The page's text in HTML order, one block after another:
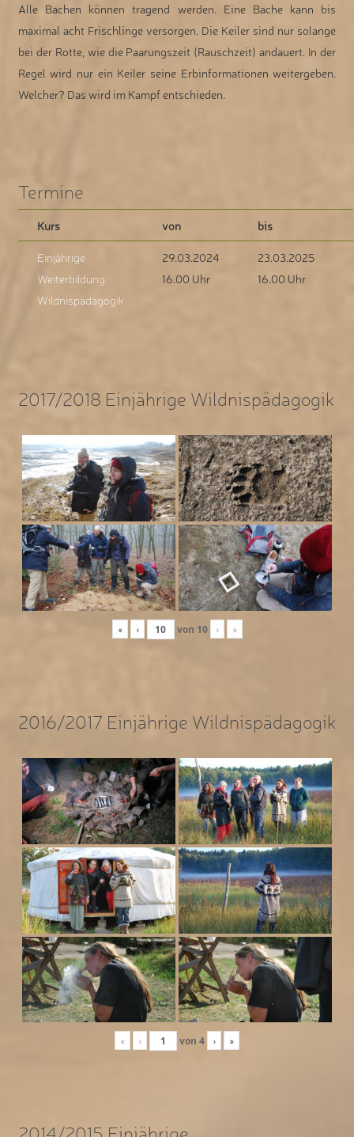
Alle Bachen können tragend werden. Eine Bache kann bis
maximal acht Frischlinge versorgen. Die Keiler sind nur solange
bei der Rotte, wie die Paarungszeit (Rauschzeit) andauert. In der
Regel wird nur ein Keiler seine Erbinformationen weitergeben.
Welcher? Das wird im Kampf entschieden.
Termine
Kurs von bis
Einjährige
Weiterbildung
Wildnispädagogik
29.03.2024
16.00 Uhr
23.03.2025
16.00 Uhr
2017/2018 Einjährige Wildnispädagogik
« ‹ von 10 › »
2016/2017 Einjährige Wildnispädagogik
« ‹ von 4 › »